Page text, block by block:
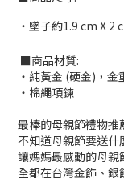
‧墜子約1.9 cm X 2
■商品材質:
‧純黃金 (硬金)，金
‧棉繩項鍊
最棒的母親節禮物推
不知道母親節要送什
讓媽媽最感動的母親
全都在台灣金飾、銀